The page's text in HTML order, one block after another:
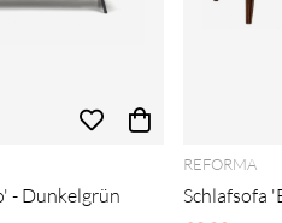
- Dunkelgrün
REFORMA
Schlafsofa